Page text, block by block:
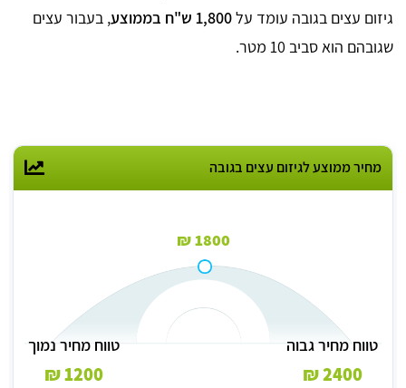
גיזום עצים בגובה עומד על
, בעבור עצים
שגובהם הוא סביב 10 מטר.
מחיר ממוצע לגיזום עצים בגובה
1800 ₪
טווח מחיר גבוה
2400 ₪
טווח מחיר נמוך
1200 ₪